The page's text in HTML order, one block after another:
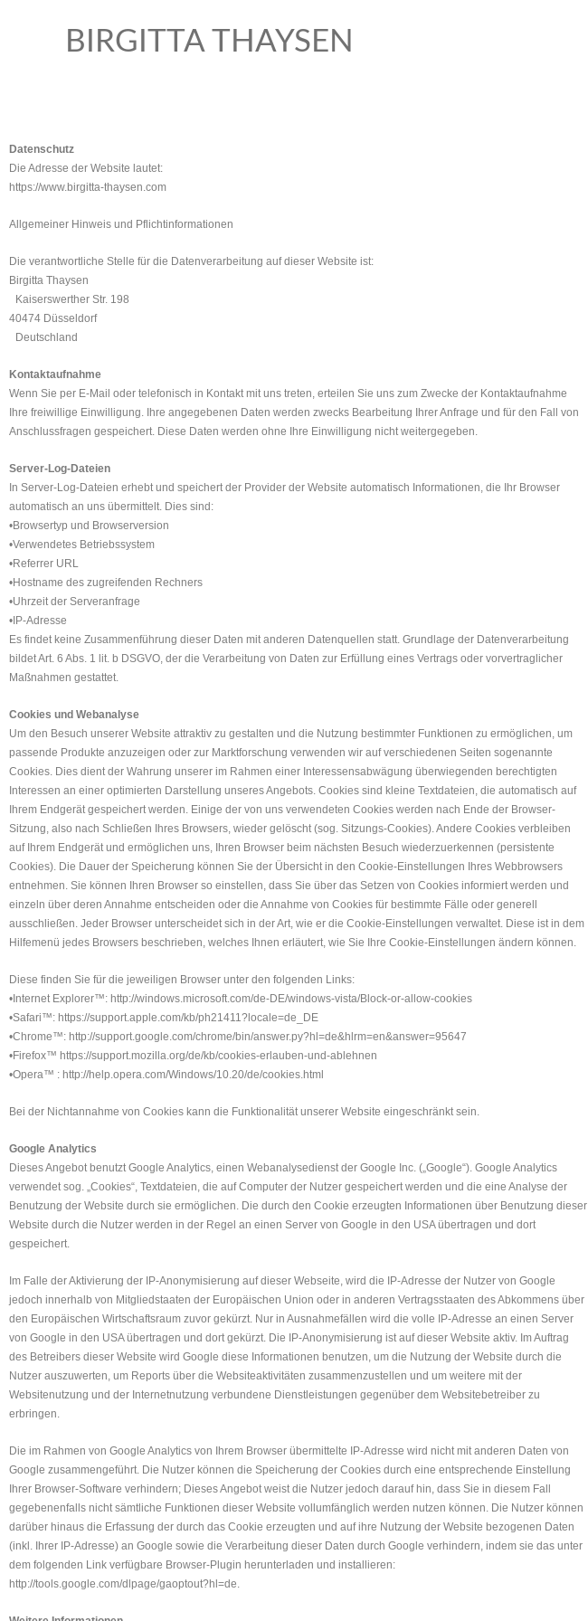
BIRGITTA THAYSEN
Datenschutz
Die Adresse der Website lautet:
https://www.birgitta-thaysen.com
Allgemeiner Hinweis und Pflichtinformationen
Die verantwortliche Stelle für die Datenverarbeitung auf dieser Website ist:
Birgitta Thaysen
Kaiserswerther Str. 198
40474 Düsseldorf
Deutschland
Kontaktaufnahme
Wenn Sie per E-Mail oder telefonisch in Kontakt mit uns treten, erteilen Sie uns zum Zwecke der Kontaktaufnahme
Ihre freiwillige Einwilligung. Ihre angegebenen Daten werden zwecks Bearbeitung Ihrer Anfrage und für den Fall von
Anschlussfragen gespeichert. Diese Daten werden ohne Ihre Einwilligung nicht weitergegeben.
Server-Log-Dateien
In Server-Log-Dateien erhebt und speichert der Provider der Website automatisch Informationen, die Ihr Browser
automatisch an uns übermittelt. Dies sind:
•Browsertyp und Browserversion
•Verwendetes Betriebssystem
•Referrer URL
•Hostname des zugreifenden Rechners
•Uhrzeit der Serveranfrage
•IP-Adresse
Es findet keine Zusammenführung dieser Daten mit anderen Datenquellen statt. Grundlage der Datenverarbeitung
bildet Art. 6 Abs. 1 lit. b DSGVO, der die Verarbeitung von Daten zur Erfüllung eines Vertrags oder vorvertraglicher
Maßnahmen gestattet.
Cookies und Webanalyse
Um den Besuch unserer Website attraktiv zu gestalten und die Nutzung bestimmter Funktionen zu ermöglichen, um
passende Produkte anzuzeigen oder zur Marktforschung verwenden wir auf verschiedenen Seiten sogenannte
Cookies. Dies dient der Wahrung unserer im Rahmen einer Interessensabwägung überwiegenden berechtigten
Interessen an einer optimierten Darstellung unseres Angebots. Cookies sind kleine Textdateien, die automatisch auf
Ihrem Endgerät gespeichert werden. Einige der von uns verwendeten Cookies werden nach Ende der Browser-
Sitzung, also nach Schließen Ihres Browsers, wieder gelöscht (sog. Sitzungs-Cookies). Andere Cookies verbleiben
auf Ihrem Endgerät und ermöglichen uns, Ihren Browser beim nächsten Besuch wiederzuerkennen (persistente
Cookies). Die Dauer der Speicherung können Sie der Übersicht in den Cookie-Einstellungen Ihres Webbrowsers
entnehmen. Sie können Ihren Browser so einstellen, dass Sie über das Setzen von Cookies informiert werden und
einzeln über deren Annahme entscheiden oder die Annahme von Cookies für bestimmte Fälle oder generell
ausschließen. Jeder Browser unterscheidet sich in der Art, wie er die Cookie-Einstellungen verwaltet. Diese ist in dem
Hilfemenü jedes Browsers beschrieben, welches Ihnen erläutert, wie Sie Ihre Cookie-Einstellungen ändern können.
Diese finden Sie für die jeweiligen Browser unter den folgenden Links:
•Internet Explorer™: http://windows.microsoft.com/de-DE/windows-vista/Block-or-allow-cookies
•Safari™: https://support.apple.com/kb/ph21411?locale=de_DE
•Chrome™: http://support.google.com/chrome/bin/answer.py?hl=de&hlrm=en&answer=95647
•Firefox™ https://support.mozilla.org/de/kb/cookies-erlauben-und-ablehnen
•Opera™ : http://help.opera.com/Windows/10.20/de/cookies.html
Bei der Nichtannahme von Cookies kann die Funktionalität unserer Website eingeschränkt sein.
Google Analytics
Dieses Angebot benutzt Google Analytics, einen Webanalysedienst der Google Inc. („Google“). Google Analytics
verwendet sog. „Cookies“, Textdateien, die auf Computer der Nutzer gespeichert werden und die eine Analyse der
Benutzung der Website durch sie ermöglichen. Die durch den Cookie erzeugten Informationen über Benutzung dieser
Website durch die Nutzer werden in der Regel an einen Server von Google in den USA übertragen und dort
gespeichert.
Im Falle der Aktivierung der IP-Anonymisierung auf dieser Webseite, wird die IP-Adresse der Nutzer von Google
jedoch innerhalb von Mitgliedstaaten der Europäischen Union oder in anderen Vertragsstaaten des Abkommens über
den Europäischen Wirtschaftsraum zuvor gekürzt. Nur in Ausnahmefällen wird die volle IP-Adresse an einen Server
von Google in den USA übertragen und dort gekürzt. Die IP-Anonymisierung ist auf dieser Website aktiv. Im Auftrag
des Betreibers dieser Website wird Google diese Informationen benutzen, um die Nutzung der Website durch die
Nutzer auszuwerten, um Reports über die Websiteaktivitäten zusammenzustellen und um weitere mit der
Websitenutzung und der Internetnutzung verbundene Dienstleistungen gegenüber dem Websitebetreiber zu
erbringen.
Die im Rahmen von Google Analytics von Ihrem Browser übermittelte IP-Adresse wird nicht mit anderen Daten von
Google zusammengeführt. Die Nutzer können die Speicherung der Cookies durch eine entsprechende Einstellung
Ihrer Browser-Software verhindern; Dieses Angebot weist die Nutzer jedoch darauf hin, dass Sie in diesem Fall
gegebenenfalls nicht sämtliche Funktionen dieser Website vollumfänglich werden nutzen können. Die Nutzer können
darüber hinaus die Erfassung der durch das Cookie erzeugten und auf ihre Nutzung der Website bezogenen Daten
(inkl. Ihrer IP-Adresse) an Google sowie die Verarbeitung dieser Daten durch Google verhindern, indem sie das unter
dem folgenden Link verfügbare Browser-Plugin herunterladen und installieren:
http://tools.google.com/dlpage/gaoptout?hl=de.